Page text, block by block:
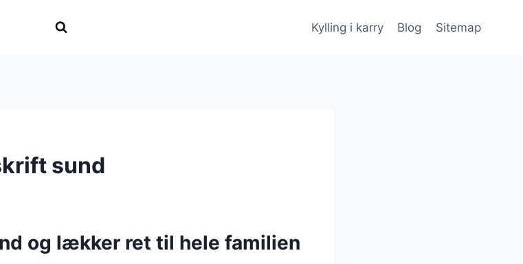
Kylling i karry Blog Sitemap
sund
og lækker ret til hele familien